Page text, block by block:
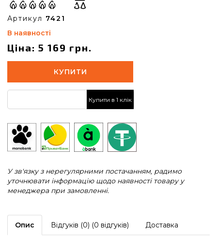
Артикул 7421
В наявності
Ціна: 5 169 грн.
КУПИТИ
Купити в 1 клік
У зв'язку з нерегулярними постачанням, радимо
уточнювати інформацію щодо наявності товару у
менеджера при замовленні.
Опис Відгуків (0) (0 відгуків) Доставка